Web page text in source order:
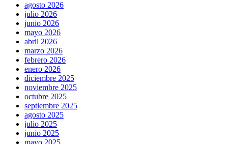
agosto 2026
julio 2026
junio 2026
mayo 2026
abril 2026
marzo 2026
febrero 2026
enero 2026
diciembre 2025
noviembre 2025
octubre 2025
septiembre 2025
agosto 2025
julio 2025
junio 2025